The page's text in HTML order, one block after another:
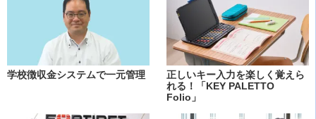
学校徴収金システムで一元管理
正しいキー入力を楽しく覚えら
れる！「KEY PALETTO
Folio」